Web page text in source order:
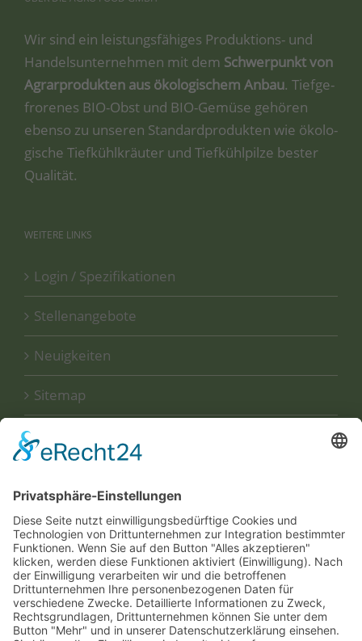
Wir sind ein leis­tungs­fä­hi­ges Pro­duk­ti­ons- und
Han­dels­un­ter­neh­men mit dem Schwer­punkt von
Agrar­pro­duk­ten aus öko­lo­gi­schem Anbau. Tief­ge­
fro­re­nes BIO-Obst und BIO-Gemü­se gehö­ren
eben­so zu unse­ren Stan­dard­pro­duk­ten wie öko­lo­
gi­sche Tief­kühl­kräu­ter und Tief­kühl­pil­ze bes­ter
Qualität.
WEITERE LINKS
Login / Spezifikationen
Stellenangebote
Neuigkeiten
Sitemap
Disclaimer
UNSERE ZERTIFIKATE